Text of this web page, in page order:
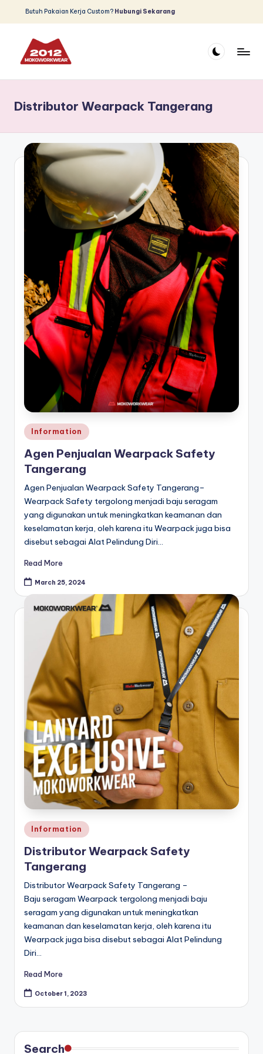
Skip
content
Butuh Pakaian Kerja Custom? Hubungi Sekarang
tr
ib
u
o
r
W
r
p
a
c
Distributor
Pakaian
Distributor Wearpack Tangerang
Posted
in
Information
Agen Penjualan Wearpack Safety
Tangerang
Agen Penjualan Wearpack Safety Tangerang–
Wearpack Safety tergolong menjadi baju seragam
yang digunakan untuk meningkatkan keamanan dan
keselamatan kerja, oleh karena itu Wearpack juga bisa
disebut sebagai Alat Pelindung Diri…
Read More
March 25, 2024
Posted
in
Information
Distributor Wearpack Safety
Tangerang
Distributor Wearpack Safety Tangerang –
Baju seragam Wearpack tergolong menjadi baju
seragam yang digunakan untuk meningkatkan
keamanan dan keselamatan kerja, oleh karena itu
Wearpack juga bisa disebut sebagai Alat Pelindung
Diri…
Read More
October 1, 2023
Search